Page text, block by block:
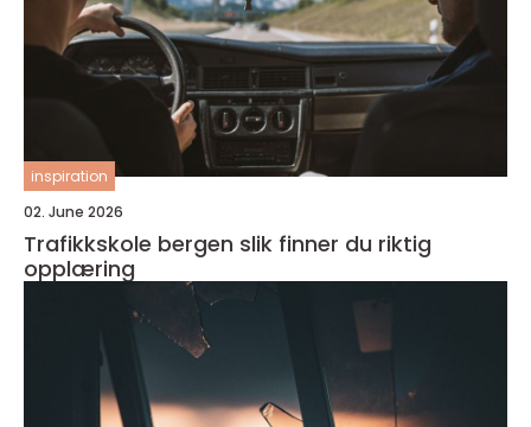
inspiration
02. June 2026
Trafikkskole bergen slik finner du riktig
opplæring